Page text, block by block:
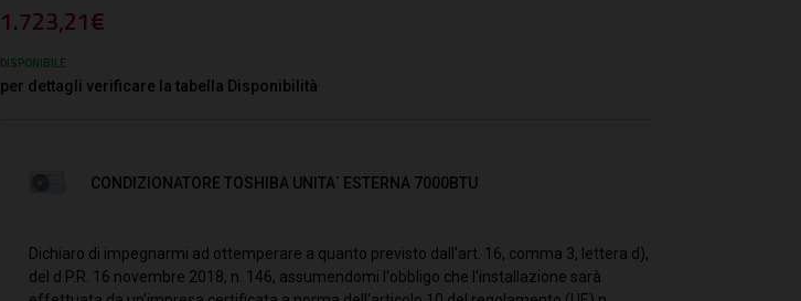
1.723,21€
DISPONIBILE
per dettagli verificare la tabella Disponibilità
CONDIZIONATORE TOSHIBA UNITA` ESTERNA 7000BTU
Dichiaro di impegnarmi ad ottemperare a quanto previsto dall'art. 16, comma 3, lettera d),
del d.P.R. 16 novembre 2018, n. 146, assumendomi l'obbligo che l'installazione sarà